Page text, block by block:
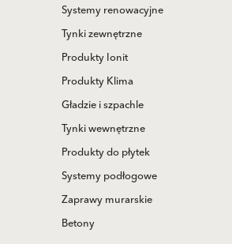
Systemy renowacyjne
Tynki zewnętrzne
Produkty Ionit
Produkty Klima
Gładzie i szpachle
Tynki wewnętrzne
Produkty do płytek
Systemy podłogowe
Zaprawy murarskie
Betony